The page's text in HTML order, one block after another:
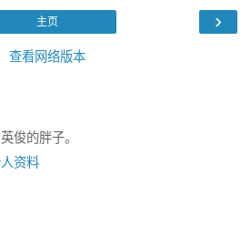
›
主页
查看网络版本
俊的胖子。
资料